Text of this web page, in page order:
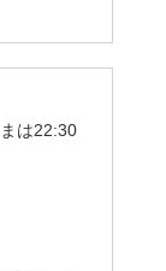
は22:30